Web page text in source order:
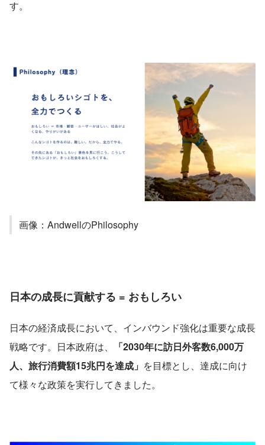
す。
画像：AndwellのPhilosophy
日本の成長に貢献する = おもしろい
日本の経済成長において、インバウンド強化は重要な成長
戦略です。日本政府は、
「2030年に訪日外客数6,000万
人、旅行消費額15兆円を達成」 を目標とし、達成に向け
て様々な政策を実行してきました。